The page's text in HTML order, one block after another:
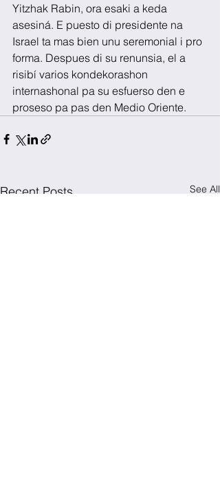
Yitzhak Rabin, ora esaki a keda
asesiná. E puesto di presidente na
Israel ta mas bien unu seremonial i pro
forma. Despues di su renunsia, el a
risibí varios kondekorashon
internashonal pa su esfuerso den e
proseso pa pas den Medio Oriente.
Recent Posts See All